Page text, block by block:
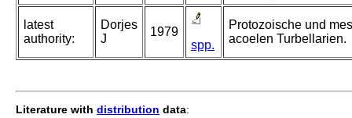
latest
authority:
Dorjes
J
1979
spp.
Protozoische und
acoelen Turbellarien.
Literature with distribution data: